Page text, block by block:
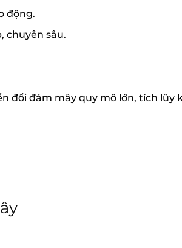
động.
chuyên sâu.
đổi đám mây quy mô lớn, tích lũy